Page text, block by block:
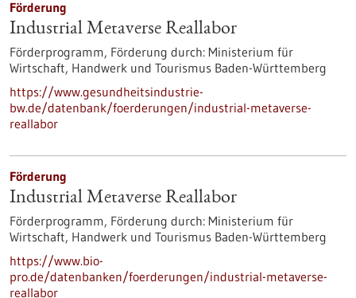
Förderung
Industrial Metaverse Reallabor
Förderprogramm, Förderung durch: Ministerium für
Wirtschaft, Handwerk und Tourismus Baden-Württemberg
https://www.gesundheitsindustrie-
bw.de/datenbank/foerderungen/industrial-metaverse-
reallabor
Förderung
Industrial Metaverse Reallabor
Förderprogramm, Förderung durch: Ministerium für
Wirtschaft, Handwerk und Tourismus Baden-Württemberg
https://www.bio-
pro.de/datenbanken/foerderungen/industrial-metaverse-
reallabor